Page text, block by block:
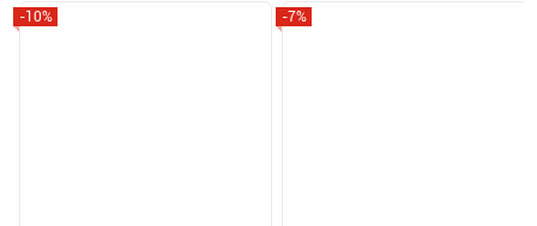
-10% -7%